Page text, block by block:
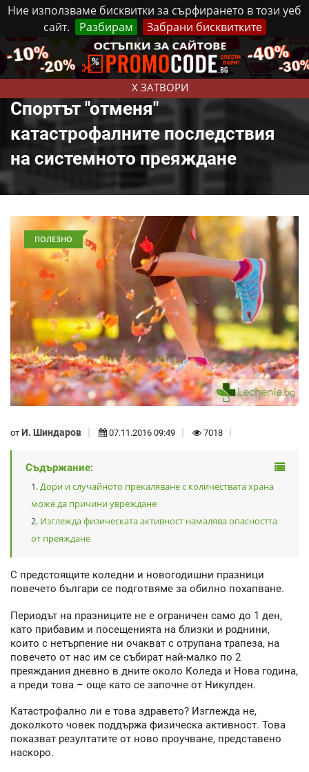
Ние използваме бисквитки за сърфирането в този уеб
сайт.
Разбирам Забрани бисквитките
X ЗАТВОРИ
Петък, 7 Август, 2026 Реклама Контакти
Спортът "отменя"
катастрофалните последствия
на системното преяждане
ПОЛЕЗНО
от И. Шиндаров 07.11.2016 09:49 7018
Съдържание:
Дори и случайното прекаляване с количествата храна
може да причини увреждане
Изглежда физическата активност намалява опасността
от преяждане
С предстоящите коледни и новогодишни празници
повечето българи се подготвяме за обилно похапване.
Периодът на празниците не е ограничен само до 1 ден,
като прибавим и посещенията на близки и роднини,
които с нетърпение ни очакват с отрупана трапеза, на
повечето от нас им се събират най-малко по 2
преяждания дневно в дните около Коледа и Нова година,
а преди това – още като се започне от Никулден.
Катастрофално ли е това здравето? Изглежда не,
доколкото човек поддържа физическа активност. Това
показват резултатите от ново проучване, представено
наскоро.